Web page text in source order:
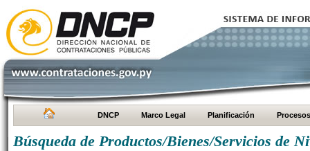
DNCP Marco Legal Planificación Procesos
Búsqueda de Productos/Bienes/Servicios de